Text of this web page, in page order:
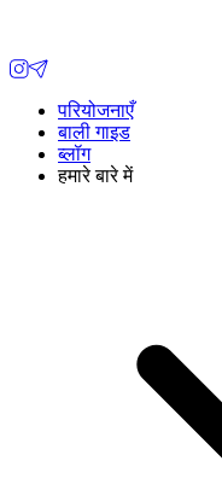
परियोजनाएँ
बाली गाइड
ब्लॉग
हमारे बारे में